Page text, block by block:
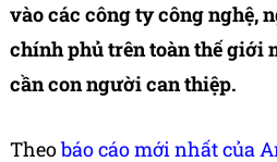
vào các công ty công nghệ,
chính phủ trên toàn thế giới
cần con người can thiệp.
Theobáo cáo mới nhất của